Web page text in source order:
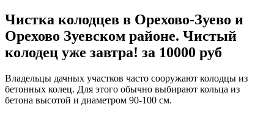
Чистка колодцев в Орехово-Зуево и
Орехово Зуевском районе. Чистый
колодец уже завтра! за 10000 руб
Владельцы дачных участков часто сооружают колодцы из
бетонных колец. Для этого обычно выбирают кольца из
бетона высотой и диаметром 90-100 см.